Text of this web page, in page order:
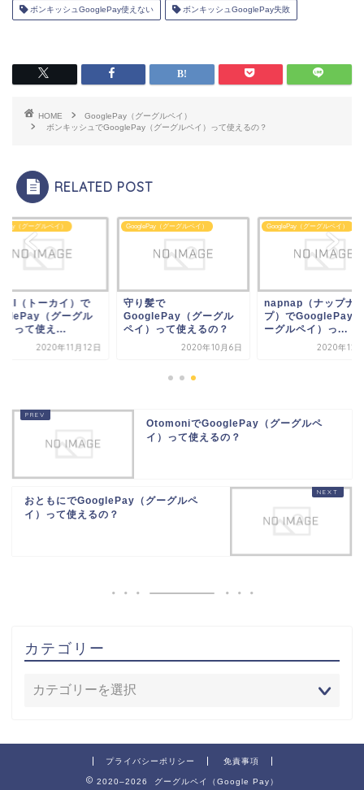
ボンキッシュGooglePay使えない ボンキッシュGooglePay失敗
HOME
GooglePay（グーグルペイ）
ボンキッシュでGooglePay（グーグルペイ）って使えるの？
RELATED POST
（グーグルペイ）
（トーカイ）で
（グーグル
）って使え...
2020年11月12日
GooglePay（グーグルペイ）
守り髪で
GooglePay（グーグル
ペイ）って使えるの？
2020年10月6日
GooglePay（グーグルペイ）
napnap（ナップナ
プ）でGooglePay
ーグルペイ）っ...
2020年12
OtomoniでGooglePay（グーグルペ
イ）って使えるの？
おともにでGooglePay（グーグルペ
イ）って使えるの？
カテゴリー
プライバシーポリシー 免責事項
2020–2026 グーグルペイ（Google Pay）